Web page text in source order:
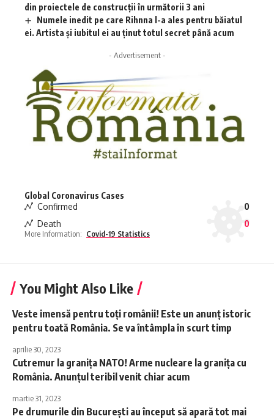
din proiectele de construcții în următorii 3 ani
Numele inedit pe care Rihnna l-a ales pentru băiatul
ei. Artista și iubitul ei au ținut totul secret până acum
- Advertisement -
Global Coronavirus Cases
Confirmed
0
Death
0
More Information: Covid-19 Statistics
You Might Also Like
Veste imensă pentru toți românii! Este un anunț istoric
pentru toată România. Se va întâmpla în scurt timp
aprilie 30, 2023
Cutremur la granița NATO! Arme nucleare la granița cu
România. Anunțul teribil venit chiar acum
martie 31, 2023
Pe drumurile din București au început să apară tot mai